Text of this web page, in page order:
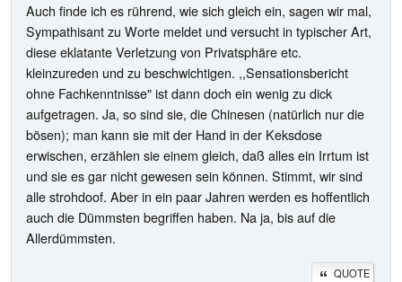
Auch finde ich es rührend, wie sich gleich ein, sagen wir mal,
Sympathisant zu Worte meldet und versucht in typischer Art,
diese eklatante Verletzung von Privatsphäre etc.
kleinzureden und zu beschwichtigen. ,,Sensationsbericht
ohne Fachkenntnisse" ist dann doch ein wenig zu dick
aufgetragen. Ja, so sind sie, die Chinesen (natürlich nur die
bösen); man kann sie mit der Hand in der Keksdose
erwischen, erzählen sie einem gleich, daß alles ein Irrtum ist
und sie es gar nicht gewesen sein können. Stimmt, wir sind
alle strohdoof. Aber in ein paar Jahren werden es hoffentlich
auch die Dümmsten begriffen haben. Na ja, bis auf die
Allerdümmsten.
QUOTE